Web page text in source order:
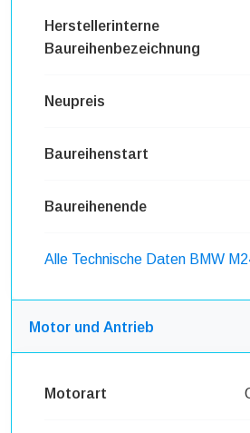
Herstellerinterne
Baureihenbezeichnung
Neupreis
Baureihenstart
Baureihenende
Alle Technische Daten BMW
Motor und Antrieb
Motorart